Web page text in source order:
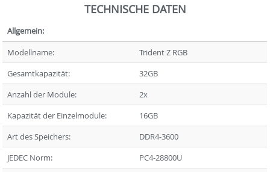
TECHNISCHE DATEN
Allgemein:
Modellname:
Trident Z RGB
Gesamtkapazität:
32GB
Anzahl der Module:
2x
Kapazität der Einzelmodule:
16GB
Art des Speichers:
DDR4-3600
JEDEC Norm:
PC4-28800U